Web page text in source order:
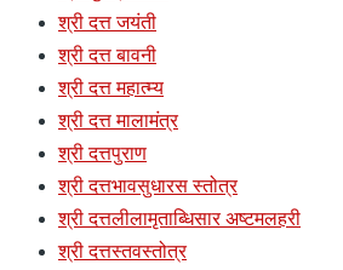
श्री दत्त जयंती
श्री दत्त बावनी
श्री दत्त महात्म्य
श्री दत्त मालामंत्र
श्री दत्तपुराण
श्री दत्तभावसुधारस स्तोत्र
श्री दत्तलीलामृताब्धिसार अष्टमलहरी
श्री दत्तस्तवस्तोत्र